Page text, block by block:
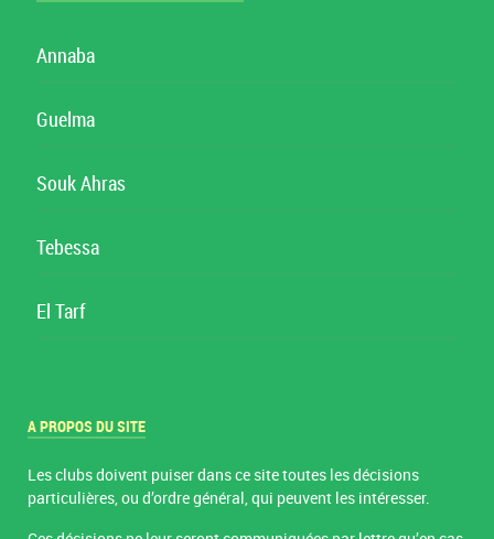
Annaba
Guelma
Souk Ahras
Tebessa
El Tarf
A PROPOS DU SITE
Les clubs doivent puiser dans ce site toutes les décisions
particulières, ou d’ordre général, qui peuvent les intéresser.